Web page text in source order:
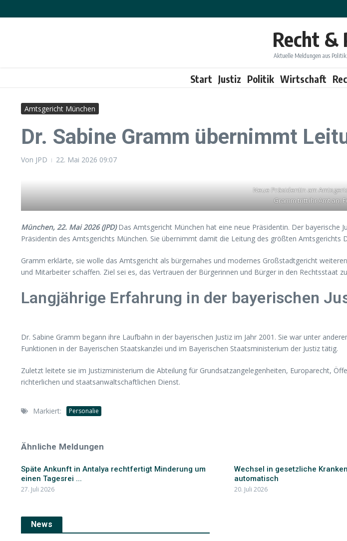
Recht &
Aktuelle Meldungen aus
Start Justiz Politik Wirtschaft
Amtsgericht München
Dr. Sabine Gramm übernimmt
Von JPD 22. Mai 2026 09:07
Neue Präsidentin am
Gramm tritt ihr Amt an;
München, 22. Mai 2026 (JPD)Das Amtsgericht München hat eine neue Präsidentin. Der bayerische
Präsidentin des Amtsgerichts München. Sie übernimmt damit die Leitung des größten Amtsgerichts
Gramm erklärte, sie wolle das Amtsgericht als bürgernahes und modernes Großstadtgericht
und Mitarbeiter schaffen. Ziel sei es, das Vertrauen der Bürgerinnen und Bürger in den Rechtsstaat
Langjährige Erfahrung in der bayerischen
Dr. Sabine Gramm begann ihre Laufbahn in der bayerischen Justiz im Jahr 2001. Sie war unter
Funktionen in der Bayerischen Staatskanzlei und im Bayerischen Staatsministerium der Justiz tätig.
Zuletzt leitete sie im Justizministerium die Abteilung für Grundsatzangelegenheiten, Europarecht,
richterlichen und staatsanwaltschaftlichen Dienst.
Markiert: Personalie
Ähnliche Meldungen
Späte Ankunft in Antalya rechtfertigt Minderung um
einen Tagesrei ...
27. Juli 2026
Wechsel in gesetzliche
automatisch
20. Juli 2026
News